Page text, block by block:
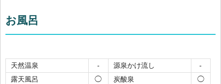
お風呂
天然温泉 - 源泉かけ流し
-
露天風呂
◯ 炭酸泉
◯